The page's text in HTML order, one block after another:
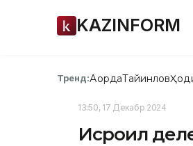
KAZINFORM
Тренд:АқордаТайинлов
13:50, 17 Декабр 2024
Исроил